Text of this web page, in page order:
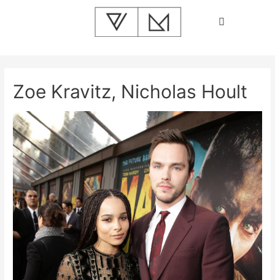
Zoe Kravitz, Nicholas Hoult